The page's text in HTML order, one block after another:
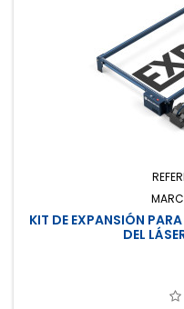
KIT DE EXPANSIÓN
DEL